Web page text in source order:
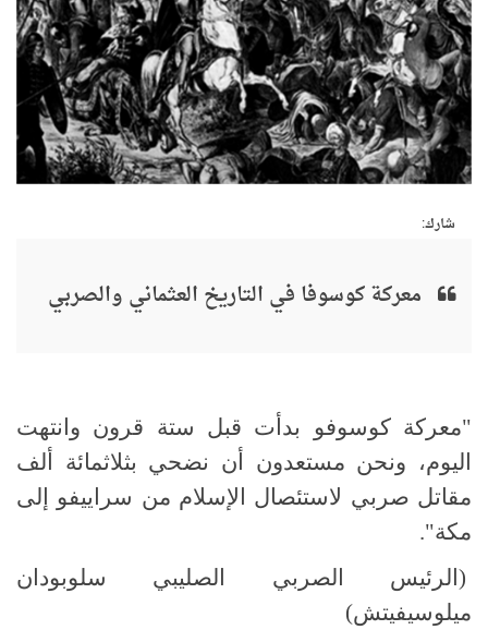
شارك:
معركة كوسوفا في التاريخ العثماني والصربي
"معركة كوسوفو بدأت قبل ستة قرون وانتهت
اليوم، ونحن مستعدون أن نضحي بثلاثمائة ألف
مقاتل صربي لاستئصال الإسلام من سراييفو إلى
مكة".
(الرئيس الصربي الصليبي سلوبودان
ميلوسيفيتش)